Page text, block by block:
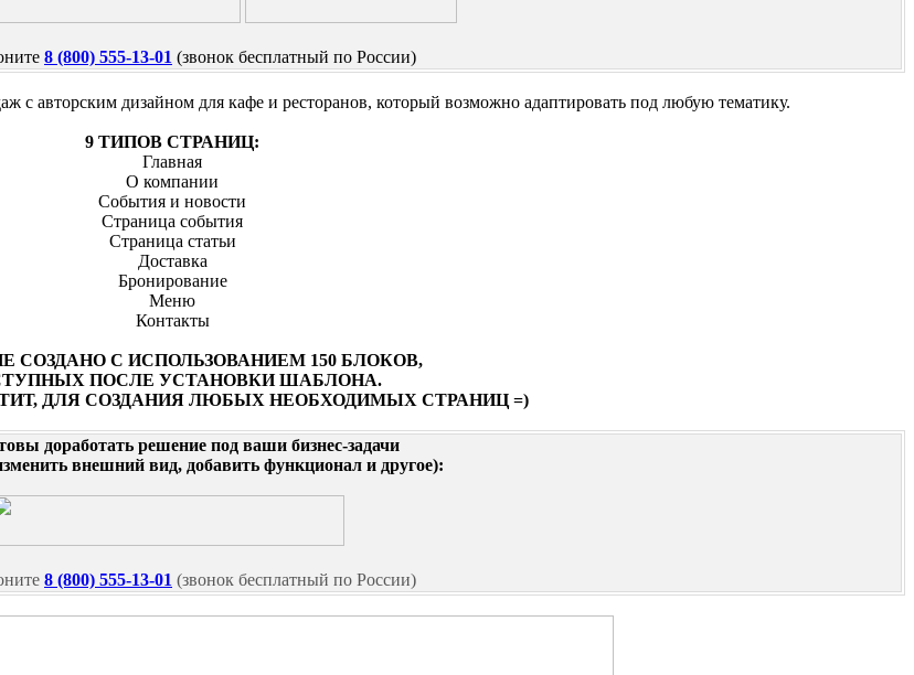
8 (800) 555-13-01 (звонок бесплатный по России)
с авторским дизайном для кафе и ресторанов, который возможно адаптировать под любую тематику.
9 ТИПОВ СТРАНИЦ:
Главная
О компании
События и новости
Страница события
Страница статьи
Доставка
Бронирование
Меню
Контакты
СОЗДАНО С ИСПОЛЬЗОВАНИЕМ 150 БЛОКОВ,
ПОСЛЕ УСТАНОВКИ ШАБЛОНА.
ДЛЯ СОЗДАНИЯ ЛЮБЫХ НЕОБХОДИМЫХ СТРАНИЦ =)
доработать решение под ваши бизнес-задачи
внешний вид, добавить функционал и другое):
8 (800) 555-13-01 (звонок бесплатный по России)